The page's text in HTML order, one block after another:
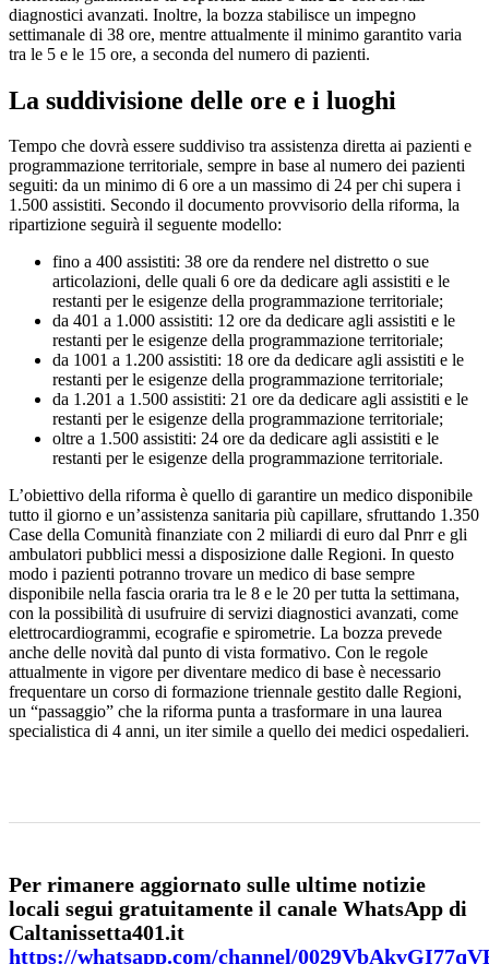
diagnostici avanzati. Inoltre, la bozza stabilisce un impegno
settimanale di 38 ore, mentre attualmente il minimo garantito varia
tra le 5 e le 15 ore, a seconda del numero di pazienti.
La suddivisione delle ore e i luoghi
Tempo che dovrà essere suddiviso tra assistenza diretta ai pazienti e
programmazione territoriale, sempre in base al numero dei pazienti
seguiti: da un minimo di 6 ore a un massimo di 24 per chi supera i
1.500 assistiti. Secondo il documento provvisorio della riforma, la
ripartizione seguirà il seguente modello:
fino a 400 assistiti: 38 ore da rendere nel distretto o sue
articolazioni, delle quali 6 ore da dedicare agli assistiti e le
restanti per le esigenze della programmazione territoriale;
da 401 a 1.000 assistiti: 12 ore da dedicare agli assistiti e le
restanti per le esigenze della programmazione territoriale;
da 1001 a 1.200 assistiti: 18 ore da dedicare agli assistiti e le
restanti per le esigenze della programmazione territoriale;
da 1.201 a 1.500 assistiti: 21 ore da dedicare agli assistiti e le
restanti per le esigenze della programmazione territoriale;
oltre a 1.500 assistiti: 24 ore da dedicare agli assistiti e le
restanti per le esigenze della programmazione territoriale.
L’obiettivo della riforma è quello di garantire un medico disponibile
tutto il giorno e un’assistenza sanitaria più capillare, sfruttando 1.350
Case della Comunità finanziate con 2 miliardi di euro dal Pnrr e gli
ambulatori pubblici messi a disposizione dalle Regioni. In questo
modo i pazienti potranno trovare un medico di base sempre
disponibile nella fascia oraria tra le 8 e le 20 per tutta la settimana,
con la possibilità di usufruire di servizi diagnostici avanzati, come
elettrocardiogrammi, ecografie e spirometrie. La bozza prevede
anche delle novità dal punto di vista formativo. Con le regole
attualmente in vigore per diventare medico di base è necessario
frequentare un corso di formazione triennale gestito dalle Regioni,
un “passaggio” che la riforma punta a trasformare in una laurea
specialistica di 4 anni, un iter simile a quello dei medici ospedalieri.
Per rimanere aggiornato sulle ultime notizie
locali segui gratuitamente il canale WhatsApp di
Caltanissetta401.it
https://whatsapp.com/channel/